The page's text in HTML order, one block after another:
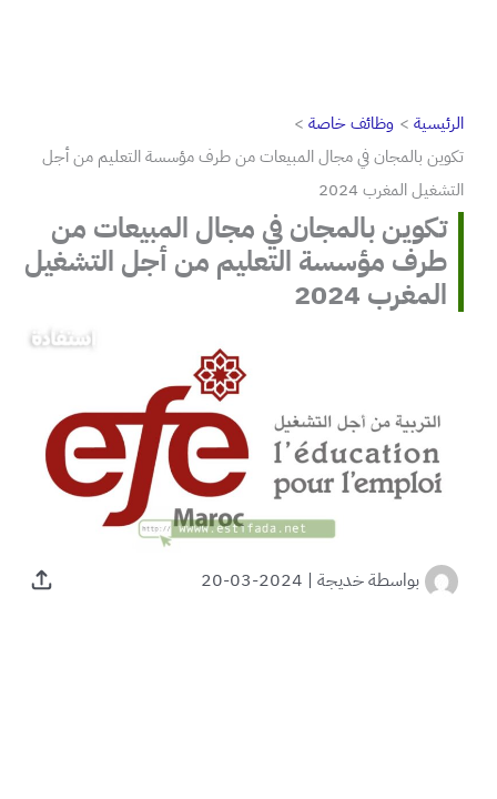
الرئيسية
وظائف خاصة
تكوين بالمجان في مجال المبيعات من طرف مؤسسة التعليم من أجل
التشغيل المغرب 2024
تكوين بالمجان في مجال المبيعات من
طرف مؤسسة التعليم من أجل التشغيل
المغرب 2024
بواسطةخديجة |
2024-03-20